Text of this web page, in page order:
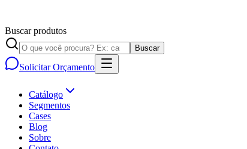
Buscar produtos
Buscar
Solicitar Orçamento
Catálogo
Segmentos
Cases
Blog
Sobre